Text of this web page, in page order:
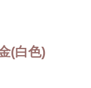
(白色)